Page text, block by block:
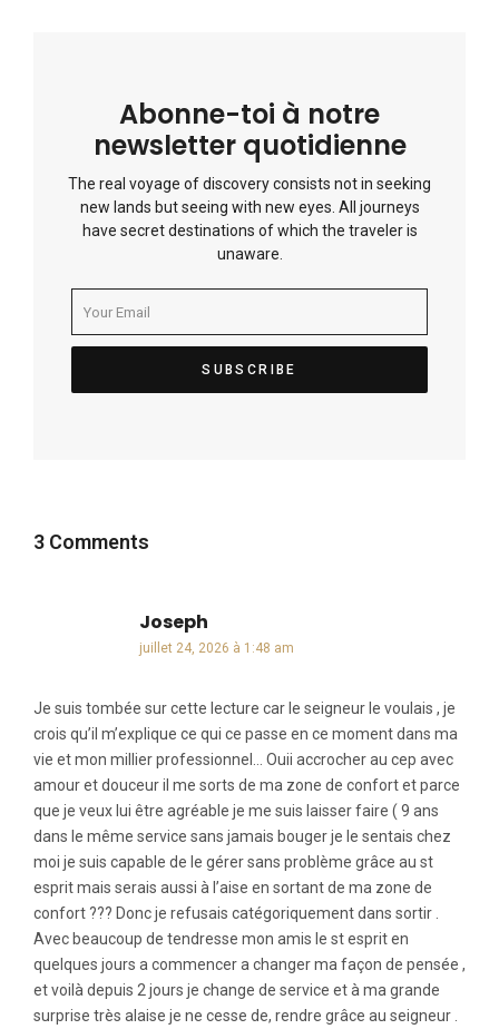
Abonne-toi à notre
newsletter quotidienne
The real voyage of discovery consists not in seeking
new lands but seeing with new eyes. All journeys
have secret destinations of which the traveler is
unaware.
3 Comments
Joseph
juillet 24, 2026 à 1:48 am
Je suis tombée sur cette lecture car le seigneur le voulais , je
crois qu’il m’explique ce qui ce passe en ce moment dans ma
vie et mon millier professionnel… Ouii accrocher au cep avec
amour et douceur il me sorts de ma zone de confort et parce
que je veux lui être agréable je me suis laisser faire ( 9 ans
dans le même service sans jamais bouger je le sentais chez
moi je suis capable de le gérer sans problème grâce au st
esprit mais serais aussi à l’aise en sortant de ma zone de
confort ??? Donc je refusais catégoriquement dans sortir .
Avec beaucoup de tendresse mon amis le st esprit en
quelques jours a commencer a changer ma façon de pensée ,
et voilà depuis 2 jours je change de service et à ma grande
surprise très alaise je ne cesse de, rendre grâce au seigneur .